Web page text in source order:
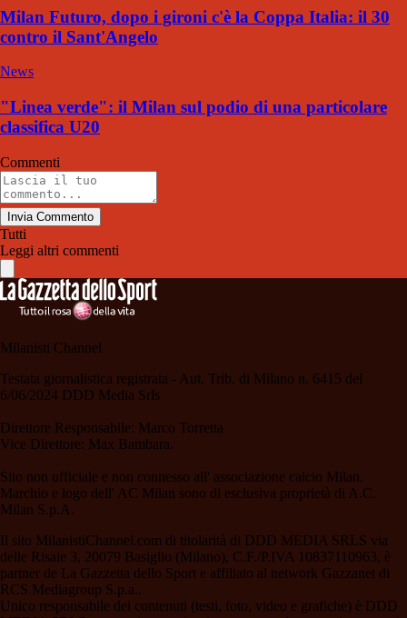
Milan Futuro, dopo i gironi c'è la Coppa Italia: il 30
contro il Sant'Angelo
News
"Linea verde": il Milan sul podio di una particolare
classifica U20
Commenti
Invia Commento
Tutti
Leggi altri commenti
Milanisti Channel
Testata giornalistica registrata - Aut. Trib. di Milano n. 6415 del
6/06/2024 DDD Media Srls
Direttore Responsabile: Marco Torretta
Vice Direttore: Max Bambara.
Sito non ufficiale e non connesso all' associazione calcio Milan.
Marchio e logo dell' AC Milan sono di esclusiva proprietà di A.C.
Milan S.p.A.
Il sito MilanistiChannel.com di titolarità di DDD MEDIA SRLS via
delle Risaie 3, 20079 Basiglio (Milano), C.F./P.IVA 10837110963, è
partner de La Gazzetta dello Sport e affiliato al network Gazzanet di
RCS Mediagroup S.p.a..
Unico responsabile dei contenuti (testi, foto, video e grafiche) è DDD